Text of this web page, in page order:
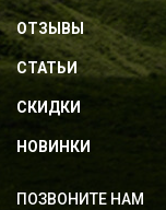
ОТЗЫВЫ
СТАТЬИ
СКИДКИ
НОВИНКИ
ПОЗВОНИТЕ НАМ